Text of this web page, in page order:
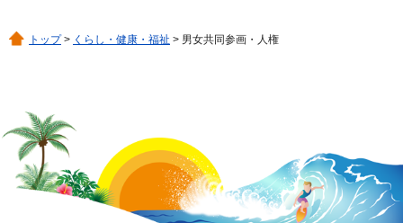
トップ> くらし・健康・福祉 > 男女共同参画・人権